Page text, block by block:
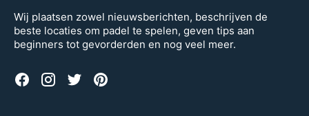
Wij plaatsen zowel nieuwsberichten, beschrijven de
beste locaties om padel te spelen, geven tips aan
beginners tot gevorderden en nog veel meer.